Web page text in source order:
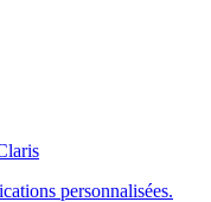
personnalisées.